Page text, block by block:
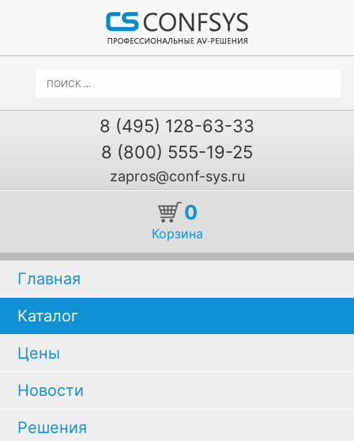
8 (495) 128-63-33
8 (800) 555-19-25
zapros@conf-sys.ru
0
Корзина
Главная
Каталог
Цены
Новости
Решения